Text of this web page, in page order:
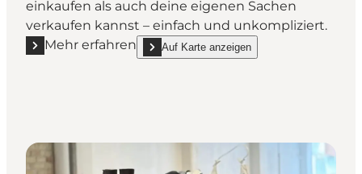
einkaufen als auch deine eigenen Sachen
verkaufen kannst – einfach und unkompliziert.
Mehr erfahren
Mehr erfahren "Butik Karma"
Auf Karte anzeigen
show Butik Karma on_map